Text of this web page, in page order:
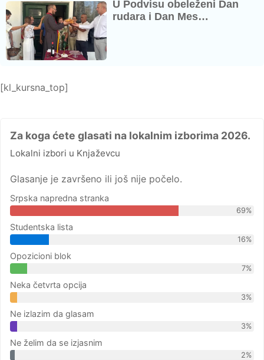
U Podvisu obeleženi Dan
rudara i Dan Mes…
[kl_kursna_top]
Za koga ćete glasati na lokalnim izborima 2026.
Lokalni izbori u Knjaževcu
Glasanje je završeno ili još nije počelo.
Srpska napredna stranka
69%
Studentska lista
16%
Opozicioni blok
7%
Neka četvrta opcija
3%
Ne izlazim da glasam
3%
Ne želim da se izjasnim
2%